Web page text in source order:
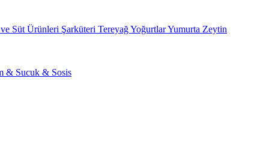
Süt Ürünleri Şarküteri TereyağYoğurtlarYumurta Zeytin
& Sucuk & Sosis